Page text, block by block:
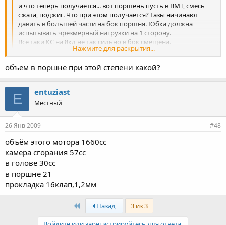
и что теперь получается... вот поршень пусть в ВМТ, смесь
сжата, поджиг. Что при этом получается? Газы начинают
давить в большей части на бок поршня. Юбка должна
испытывать чрезмерный нагрузки на 1 сторону.
Все таки КС на 8кл не так сильно в бок смещена.
Поршня уже эти ездят?
Нажмите для раскрытия...
КС под эти поршни выше висит
Поршни ездят давно,всё в норме.Степень 8.3,давление в пиках
1.2,дальше 1,колено 78,поршни МАМИ-ковка,...Треттий год
ездят)))))
Нажмите для раскрытия...
объем в поршне при этой степени какой?
E entuziast
Местный
26 Янв 2009 #48
объём этого мотора 1660сс
камера сгорания 57сс
в голове 30сс
в поршне 21
прокладка 16клап,1,2мм
First Назад
3 из 3